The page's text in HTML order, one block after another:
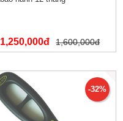
1,250,000đ 1,600,000đ
-32%